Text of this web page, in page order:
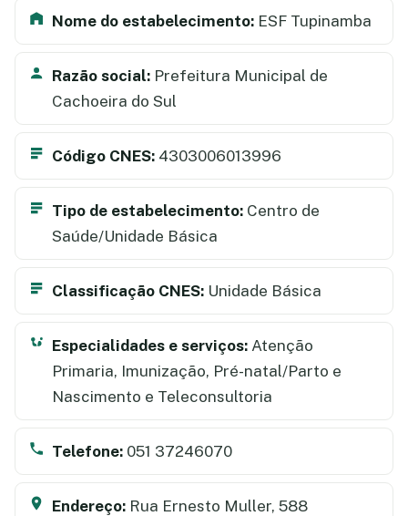
Nome do estabelecimento: ESF Tupinamba
Razão social: Prefeitura Municipal de
Cachoeira do Sul
Código CNES: 4303006013996
Tipo de estabelecimento: Centro de
Saúde/Unidade Básica
Classificação CNES: Unidade Básica
Especialidades e serviços: Atenção
Primaria, Imunização, Pré-natal/Parto e
Nascimento e Teleconsultoria
Telefone: 051 37246070
Endereço: Rua Ernesto Muller, 588